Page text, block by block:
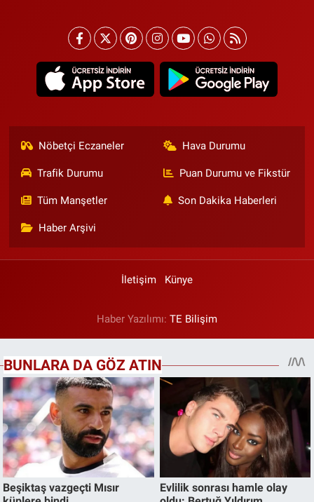
Nöbetçi Eczaneler Hava Durumu
Trafik Durumu Puan Durumu ve Fikstür
Tüm Manşetler Son Dakika Haberleri
Haber Arşivi
İletişim Künye
Haber Yazılımı: TE Bilişim